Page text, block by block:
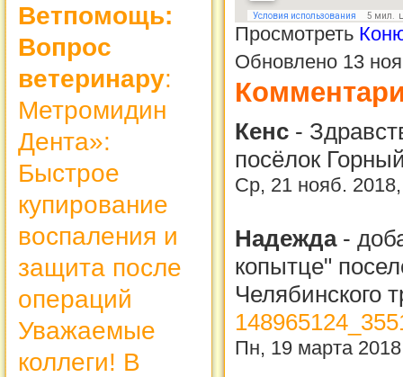
Ветпомощь:
Вопрос
ветеринару:
Метромидин
Дента»:
Быстрое
купирование
воспаления и
защита после
операций
Уважаемые
коллеги! В
Просмотреть
Обновлено 13
Кенс -
посёлок
Ср, 21 нояб.
Надежда -
копытце"
Челябинского
Пн, 19 марта